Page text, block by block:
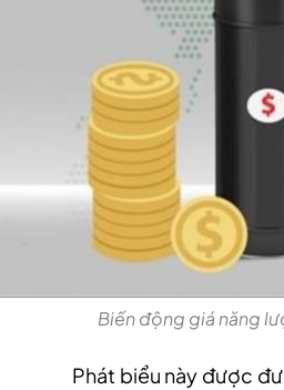
Biến động giá năng
Phát biểu này được